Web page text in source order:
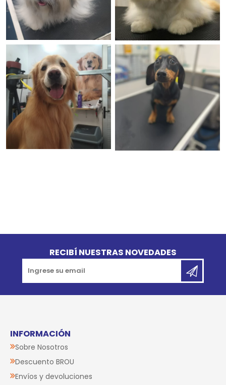
RECIBÍ NUESTRAS NOVEDADES
INFORMACIÓN
Sobre Nosotros
Descuento BROU
Envíos y devoluciones